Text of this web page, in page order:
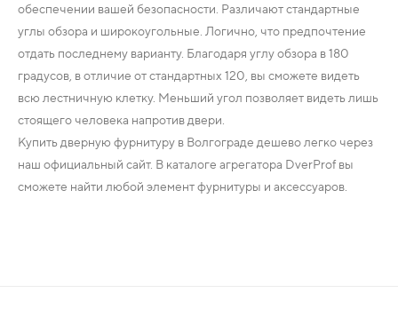
обеспечении вашей безопасности. Различают стандартные
углы обзора и широкоугольные. Логично, что предпочтение
отдать последнему варианту. Благодаря углу обзора в 180
градусов, в отличие от стандартных 120, вы сможете видеть
всю лестничную клетку. Меньший угол позволяет видеть лишь
стоящего человека напротив двери.
Купить дверную фурнитуру в Волгограде дешево легко через
наш официальный сайт. В каталоге агрегатора DverProf вы
сможете найти любой элемент фурнитуры и аксессуаров.